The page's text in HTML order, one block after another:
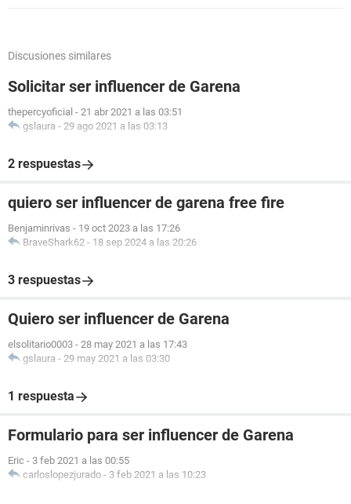
Discusiones similares
Solicitar ser influencer de Garena
thepercyoficial - 21 abr 2021 a las 03:51
gslaura - 29 ago 2021 a las 03:13
2 respuestas
quiero ser influencer de garena free fire
Benjaminrivas - 19 oct 2023 a las 17:26
BraveShark62 - 18 sep 2024 a las 20:26
3 respuestas
Quiero ser influencer de Garena
elsolitario0003 - 28 may 2021 a las 17:43
gslaura - 29 may 2021 a las 03:30
1 respuesta
Formulario para ser influencer de Garena
Eric - 3 feb 2021 a las 00:55
carloslopezjurado - 3 feb 2021 a las 10:23